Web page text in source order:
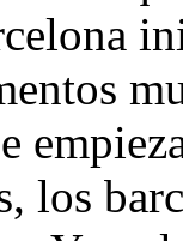
los